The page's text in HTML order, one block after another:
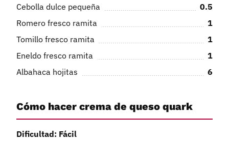
Cebolla dulce pequeña
0.5
Romero fresco ramita
1
Tomillo fresco ramita
1
Eneldo fresco ramita
1
Albahaca hojitas
6
Cómo hacer crema de queso quark
Dificultad: Fácil